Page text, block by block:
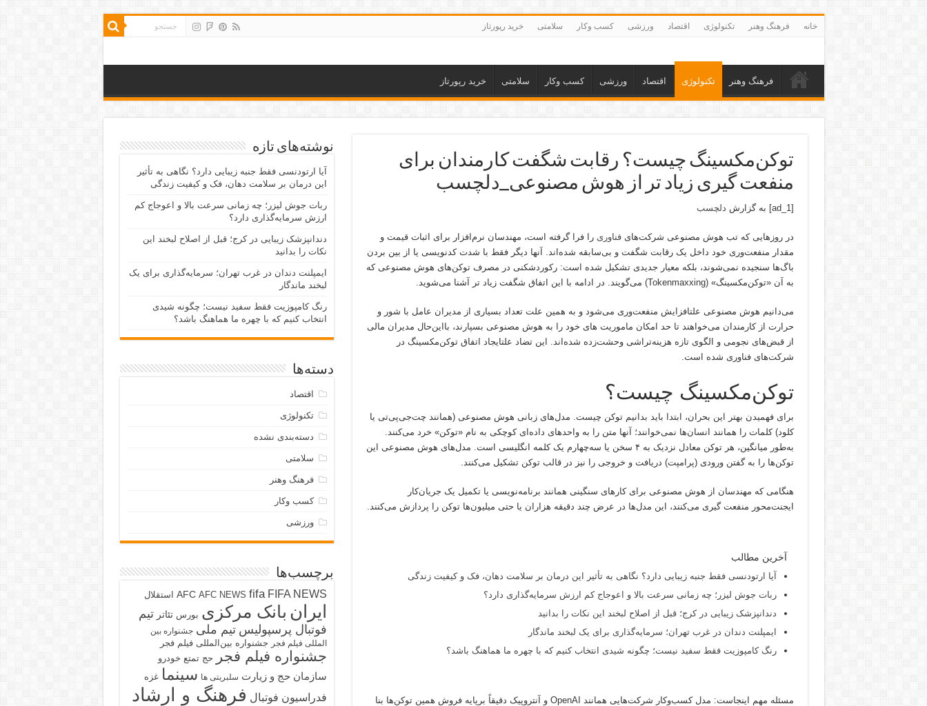
خانه فرهنگ وهنر تکنولوژی اقتصاد ورزشی کسب وکار سلامتی خرید رپورتاز
فرهنگ وهنر تکنولوژی اقتصاد ورزشی کسب وکار سلامتی خرید رپورتاز
توکن‌مکسینگ چیست؟ رقابت شگفت کارمندان برای
منفعت گیری زیاد تر از هوش مصنوعی_دلچسب
[ad_1] به گزارش دلچسب
در روزهایی که تب هوش مصنوعی شرکت‌هایفناوری را فرا گرفته است، مهندسان نرم‌افزار برای اثبات قیمت و
مقدار منفعت‌وری خود داخل یک رقابت شگفت و بی‌سابقه شده‌اند. آنها دیگر فقط با شدت کدنویسی یا از بین بردن
باگ‌ها سنجیده نمی‌شوند، بلکه معیار جدیدی تشکیل شده است: رکوردشکنی در مصرف توکن‌های هوش مصنوعی که
به آن «توکن‌مکسینگ» (Tokenmaxxing) می‌گویند. در ادامه با این اتفاق شگفت زیاد تر آشنا می‌شوید.
می‌دانیم هوش مصنوعی علتافزایش منفعت‌وری می‌شود و به همین علت تعداد بسیاری از مدیران عامل با شور و
حرارت از کارمندان می‌خواهند تا حد امکان ماموریت های خود را به هوش مصنوعی بسپارند، بااین‌حال مدیران مالی
از قبض‌های نجومی و الگوی تازه هزینه‌تراشی وحشت‌زده شده‌اند. این تضاد علتایجاد اتفاق توکن‌مکسینگ در
شرکت‌های فناوری شده است.
توکن‌مکسینگ چیست؟
برای فهمیدن بهتر این بحران، ابتدا باید بدانیم توکن چیست. مدل‌های زبانی هوش مصنوعی (همانند چت‌جی‌پی‌تی یا
کلود) کلمات را همانند انسان‌ها نمی‌خوانند؛ آنها متن را به واحدهای داده‌ای کوچکی به نام «توکن» خرد می‌کنند.
به‌طور میانگین، هر توکن معادل نزدیک به ۴ سخن یا سه‌چهارم یک کلمه انگلیسی است. مدل‌های هوش مصنوعی این
توکن‌ها را به گفتن ورودی (پرامپت) دریافت و خروجی را نیز در قالب توکن تشکیل می‌کنند.
هنگامی که مهندسان از هوش مصنوعی برای کارهای سنگینی همانند برنامه‌نویسی یا تکمیل یک جریان‌کار
ایجنت‌محور منفعت گیری می‌کنند، این مدل‌ها در عرض چند دقیقه هزاران یا حتی میلیون‌ها توکن را پردازش می‌کنند.
آخرین مطالب
آیا ارتودنسی فقط جنبه زیبایی دارد؟ نگاهی به تأثیر این درمان بر سلامت دهان، فک و کیفیت زندگی
ربات جوش لیزر؛ چه زمانی سرعت بالا و اعوجاج کم ارزش سرمایه‌گذاری دارد؟
دندانپزشک زیبایی در کرج؛ قبل از اصلاح لبخند این نکات را بدانید
ایمپلنت دندان در غرب تهران؛ سرمایه‌گذاری برای یک لبخند ماندگار
رنگ کامپوزیت فقط سفید نیست؛ چگونه شیدی انتخاب کنیم که با چهره ما هماهنگ باشد؟
مسئله مهم اینجاست: مدل کسب‌وکار شرکت‌هایی همانند OpenAI و آنتروپیک دقیقاً برپایه فروش همین توکن‌ها بنا
نوشته‌های تازه
آیا ارتودنسی فقط جنبه زیبایی دارد؟ نگاهی به تأثیر
این درمان بر سلامت دهان، فک و کیفیت زندگی
ربات جوش لیزر؛ چه زمانی سرعت بالا و اعوجاج کم
ارزش سرمایه‌گذاری دارد؟
دندانپزشک زیبایی در کرج؛ قبل از اصلاح لبخند این
نکات را بدانید
ایمپلنت دندان در غرب تهران؛ سرمایه‌گذاری برای یک
لبخند ماندگار
رنگ کامپوزیت فقط سفید نیست؛ چگونه شیدی
انتخاب کنیم که با چهره ما هماهنگ باشد؟
دسته‌ها
اقتصاد
تکنولوژی
دسته‌بندی نشده
سلامتی
فرهنگ وهنر
کسب وکار
ورزشی
برچسب‌ها
AFC AFC NEWS fifa FIFA NEWS استقلال
ایران بانک مرکزی بورس تئاتر تیم
فوتبال پرسپولیس تیم ملی جشنواره بین
المللی فیلم فجر جشنواره بین‌المللی فیلم فجر
جشنواره فیلم فجر حج تمتع خودرو
سازمان حج و زیارت سلبریتی ها سینما غزه
فدراسیون فوتبال فرهنگ و ارشاد